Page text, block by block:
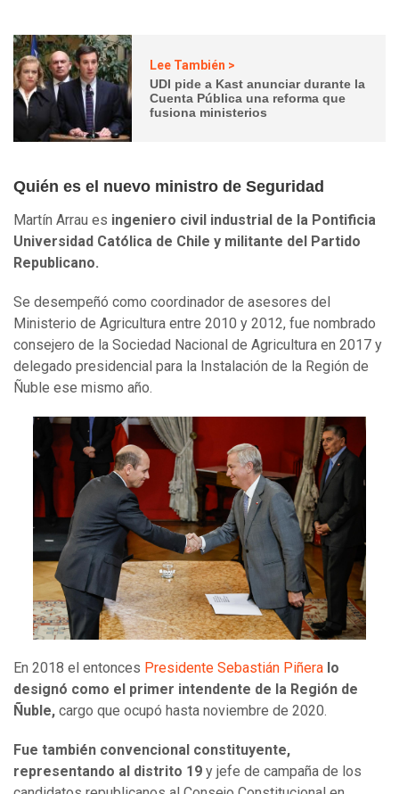
Lee También >
UDI pide a Kast anunciar durante la
Cuenta Pública una reforma que
fusiona ministerios
Quién es el nuevo ministro de Seguridad
Martín Arrau es ingeniero civil industrial de la Pontificia
Universidad Católica de Chile y militante del Partido
Republicano.
Se desempeñó como coordinador de asesores del
Ministerio de Agricultura entre 2010 y 2012, fue nombrado
consejero de la Sociedad Nacional de Agricultura en 2017 y
delegado presidencial para la Instalación de la Región de
Ñuble ese mismo año.
En 2018 el entonces Presidente Sebastián Piñera lo
designó como el primer intendente de la Región de
Ñuble, cargo que ocupó hasta noviembre de 2020.
Fue también convencional constituyente,
representando al distrito 19 y jefe de campaña de los